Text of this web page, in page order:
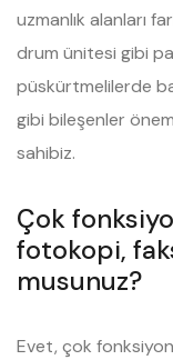
uzmanlık alanları
drum ünitesi gibi
püskürtmelilerde
gibi bileşenler
sahibiz.
Çok
fotokopi,
musunuz?
Evet, çok